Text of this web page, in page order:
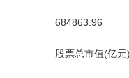
684863.96
股票总市值(亿元)